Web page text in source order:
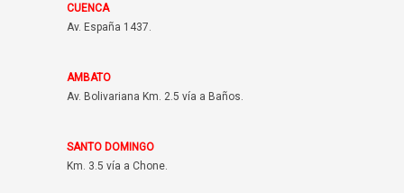
CUENCA
Av. España 1437.
AMBATO
Av. Bolivariana Km. 2.5 vía a Baños.
SANTO DOMINGO
Km. 3.5 vía a Chone.